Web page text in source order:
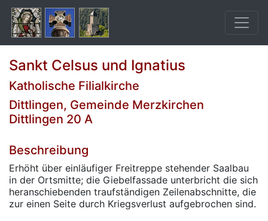
Sankt Celsus und Ignatius
Katholische Filialkirche
Dittlingen, Gemeinde Merzkirchen
Dittlingen 20 A
Beschreibung
Erhöht über einläufiger Freitreppe stehender Saalbau
in der Ortsmitte; die Giebelfassade unterbricht die sich
heranschiebenden traufständigen Zeilenabschnitte, die
zur einen Seite durch Kriegsverlust aufgebrochen sind.